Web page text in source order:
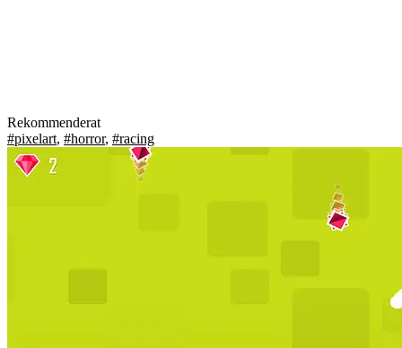
Rekommenderat
#pixelart, #horror, #racing